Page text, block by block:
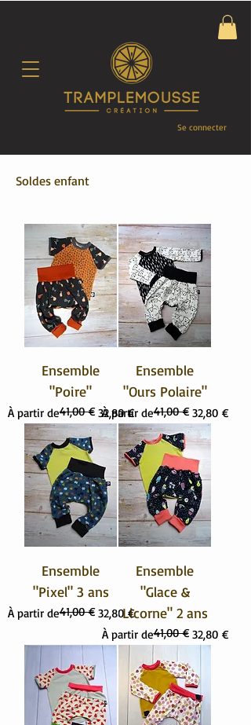
Se connecter
Soldes enfant
Ensemble
"Poire"
À partir de
Prix original41,00 € 32,80 €
Prix promotionnel
Ensemble
"Ours Polaire"
À partir de
Prix original41,00 € 32,80 €
Prix promotionnel
Ensemble
"Pixel" 3 ans
À partir de
Prix original41,00 € 32,80 €
Prix promotionnel
Ensemble
"Glace &
Licorne" 2 ans
À partir de
Prix original41,00 € 32,80 €
Prix promotionnel